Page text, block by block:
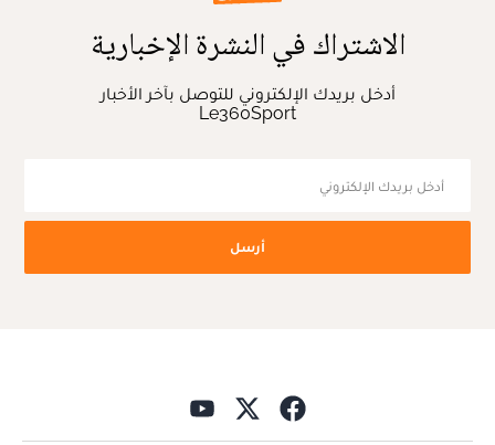
الاشتراك في النشرة الإخبارية
أدخل بريدك الإلكتروني للتوصل بآخر الأخبار
Le360Sport
أرسل